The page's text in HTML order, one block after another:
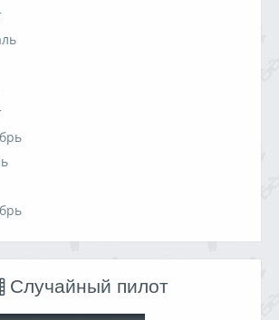
Случайный пилот